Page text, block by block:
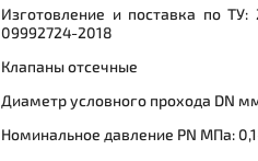
Изготовление и поставка по ТУ:
09992724-2018
Клапаны отсечные
Диаметр условного прохода DN
Номинальное давление PN МПа: